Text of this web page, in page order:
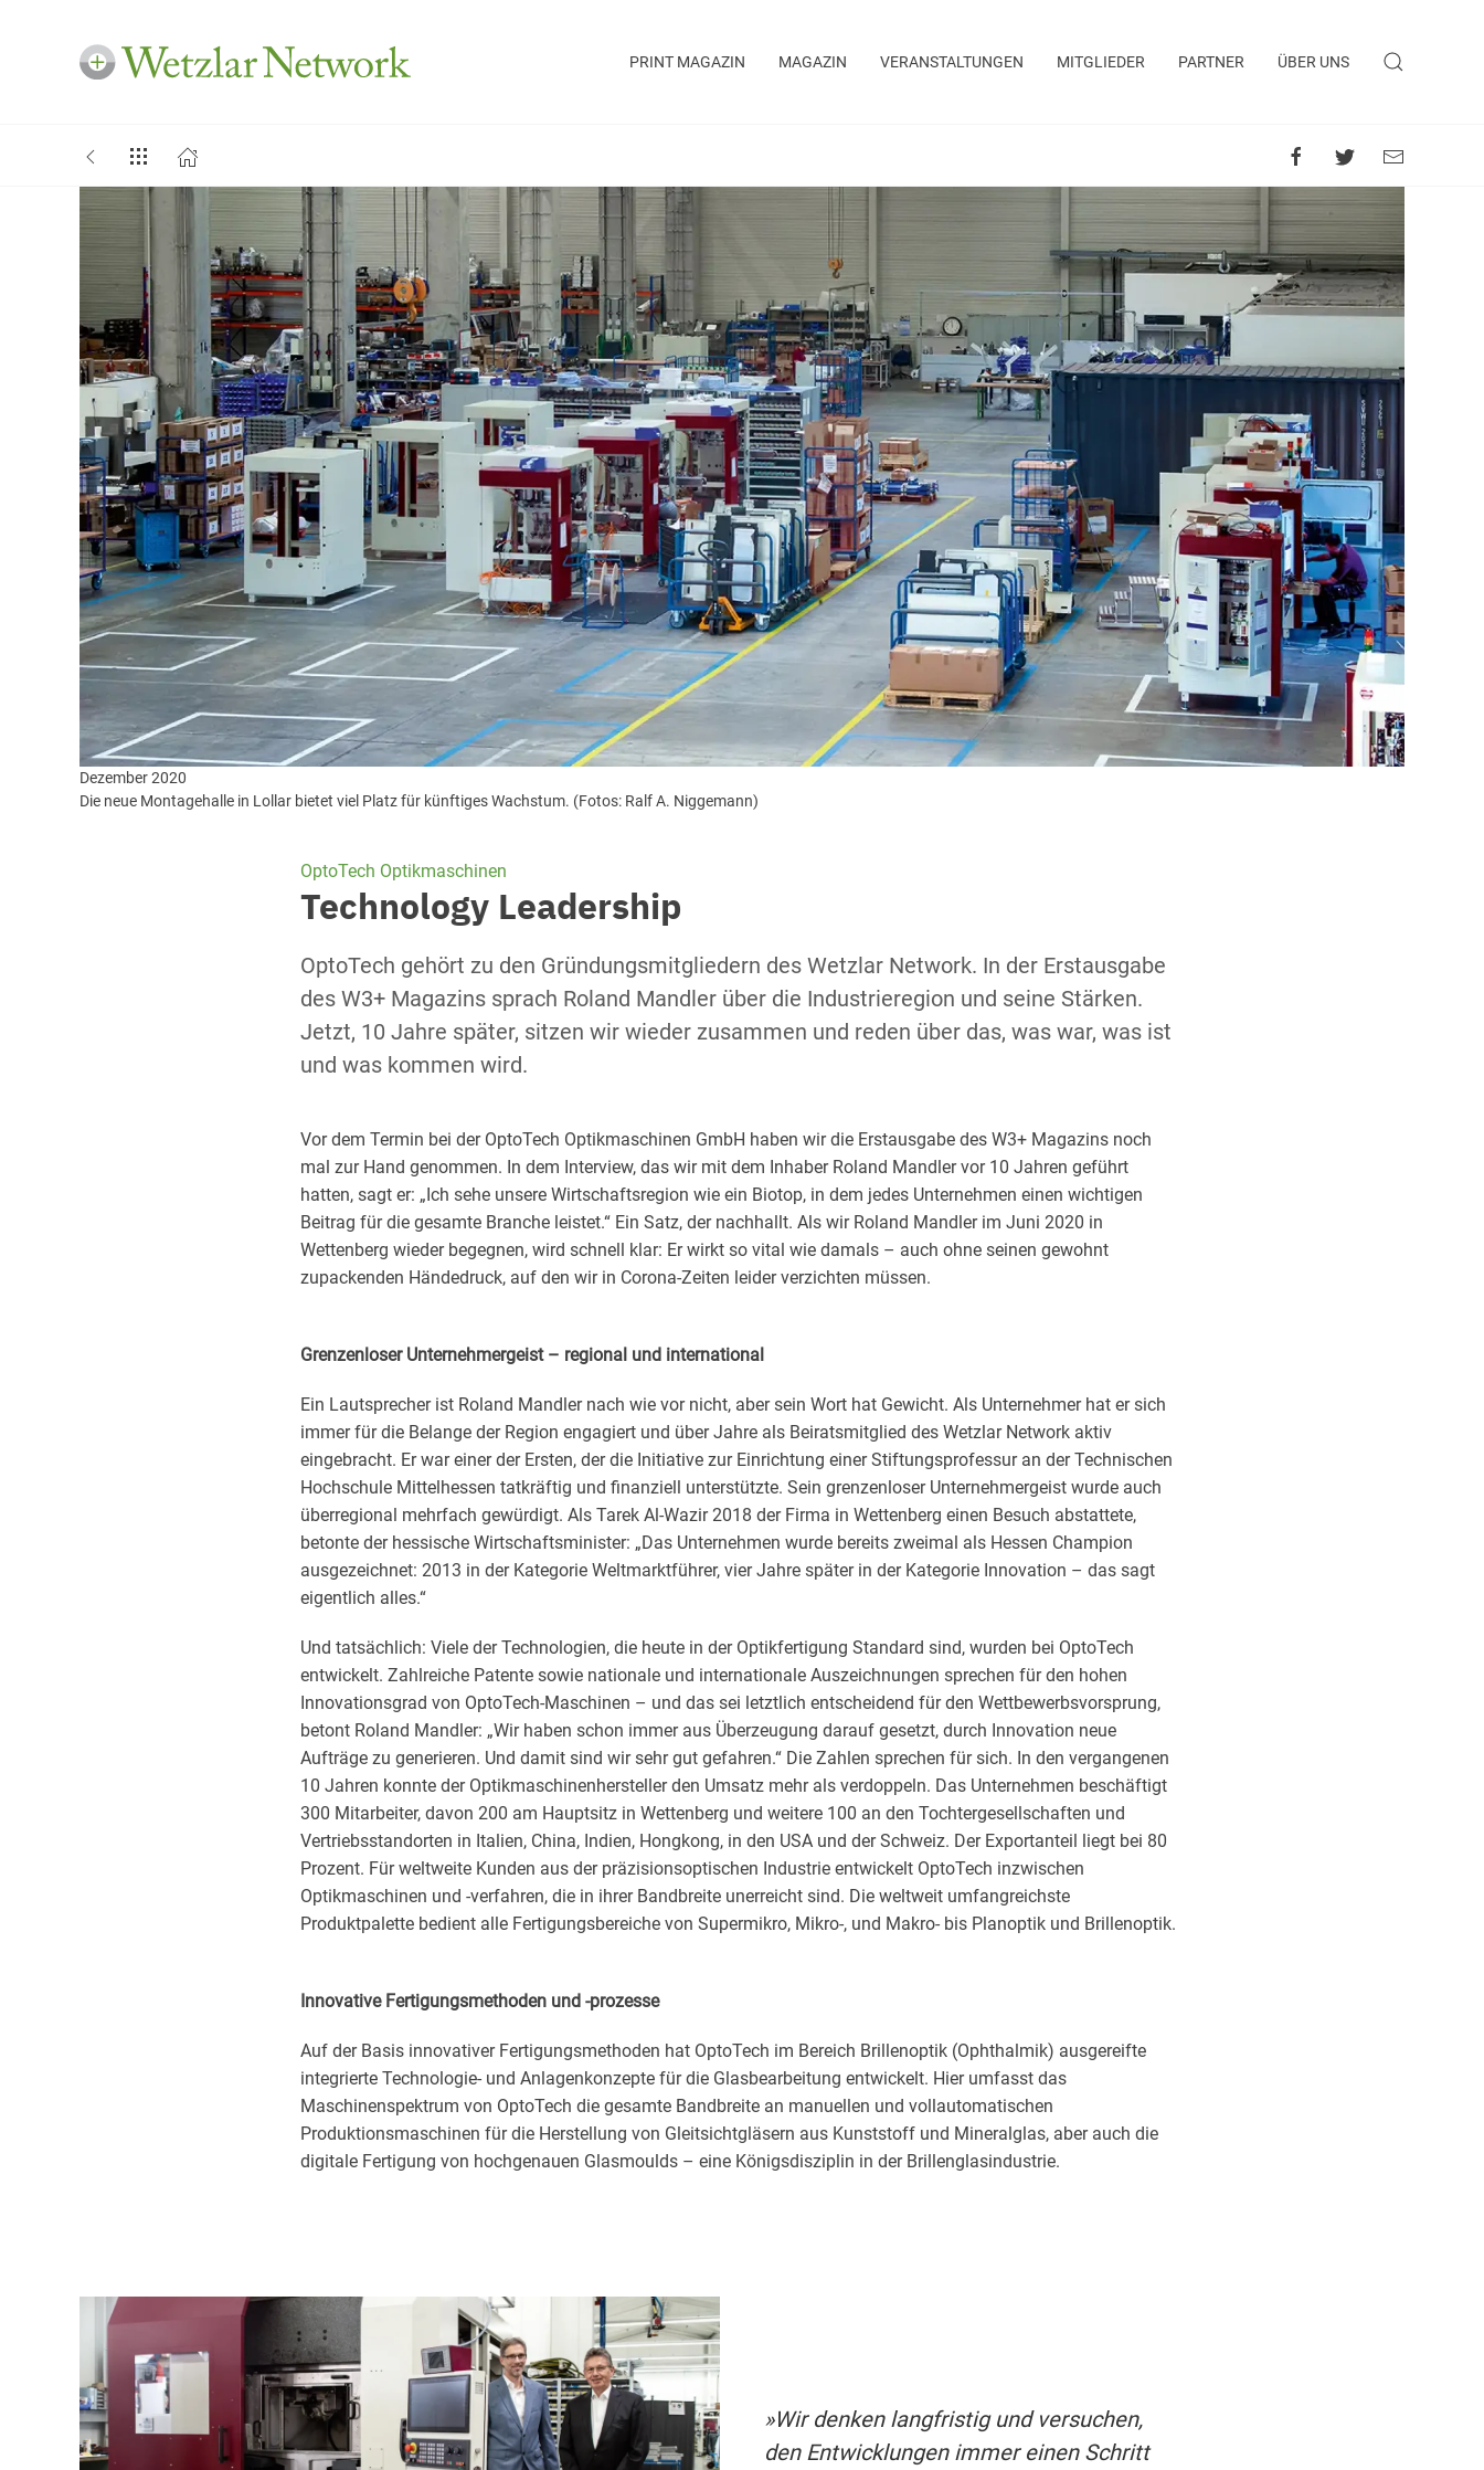
PRINT MAGAZIN MAGAZIN VERANSTALTUNGEN MITGLIEDER PARTNER ÜBER UNS
Dezember 2020
Die neue Montagehalle in Lollar bietet viel Platz für künftiges Wachstum. (Fotos: Ralf A. Niggemann)
OptoTech Optikmaschinen
Technology Leadership
OptoTech gehört zu den Gründungsmitgliedern des Wetzlar Network. In der Erstausgabe
des W3+ Magazins sprach Roland Mandler über die Industrieregion und seine Stärken.
Jetzt, 10 Jahre später, sitzen wir wieder zusammen und reden über das, was war, was ist
und was kommen wird.
Vor dem Termin bei der OptoTech Optikmaschinen GmbH haben wir die Erstausgabe des W3+ Magazins noch
mal zur Hand genommen. In dem Interview, das wir mit dem Inhaber Roland Mandler vor 10 Jahren geführt
hatten, sagt er: „Ich sehe unsere Wirtschaftsregion wie ein Biotop, in dem jedes Unternehmen einen wichtigen
Beitrag für die gesamte Branche leistet.“ Ein Satz, der nachhallt. Als wir Roland Mandler im Juni 2020 in
Wettenberg wieder begegnen, wird schnell klar: Er wirkt so vital wie damals – auch ohne seinen gewohnt
zupackenden Händedruck, auf den wir in Corona-Zeiten leider verzichten müssen.
Grenzenloser Unternehmergeist – regional und international
Ein Lautsprecher ist Roland Mandler nach wie vor nicht, aber sein Wort hat Gewicht. Als Unternehmer hat er sich
immer für die Belange der Region engagiert und über Jahre als Beiratsmitglied des Wetzlar Network aktiv
eingebracht. Er war einer der Ersten, der die Initiative zur Einrichtung einer Stiftungsprofessur an der Technischen
Hochschule Mittelhessen tatkräftig und finanziell unterstützte. Sein grenzenloser Unternehmergeist wurde auch
überregional mehrfach gewürdigt. Als Tarek Al-Wazir 2018 der Firma in Wettenberg einen Besuch abstattete,
betonte der hessische Wirtschaftsminister: „Das Unternehmen wurde bereits zweimal als Hessen Champion
ausgezeichnet: 2013 in der Kategorie Weltmarktführer, vier Jahre später in der Kategorie Innovation – das sagt
eigentlich alles.“
Und tatsächlich: Viele der Technologien, die heute in der Optikfertigung Standard sind, wurden bei OptoTech
entwickelt. Zahlreiche Patente sowie nationale und internationale Auszeichnungen sprechen für den hohen
Innovationsgrad von OptoTech-Maschinen – und das sei letztlich entscheidend für den Wettbewerbsvorsprung,
betont Roland Mandler: „Wir haben schon immer aus Überzeugung darauf gesetzt, durch Innovation neue
Aufträge zu generieren. Und damit sind wir sehr gut gefahren.“ Die Zahlen sprechen für sich. In den vergangenen
10 Jahren konnte der Optikmaschinenhersteller den Umsatz mehr als verdoppeln. Das Unternehmen beschäftigt
300 Mitarbeiter, davon 200 am Hauptsitz in Wettenberg und weitere 100 an den Tochtergesellschaften und
Vertriebsstandorten in Italien, China, Indien, Hongkong, in den USA und der Schweiz. Der Exportanteil liegt bei 80
Prozent. Für weltweite Kunden aus der präzisionsoptischen Industrie entwickelt OptoTech inzwischen
Optikmaschinen und -verfahren, die in ihrer Bandbreite unerreicht sind. Die weltweit umfangreichste
Produktpalette bedient alle Fertigungsbereiche von Supermikro, Mikro-, und Makro- bis Planoptik und Brillenoptik.
Innovative Fertigungsmethoden und -prozesse
Auf der Basis innovativer Fertigungsmethoden hat OptoTech im Bereich Brillenoptik (Ophthalmik) ausgereifte
integrierte Technologie- und Anlagenkonzepte für die Glasbearbeitung entwickelt. Hier umfasst das
Maschinenspektrum von OptoTech die gesamte Bandbreite an manuellen und vollautomatischen
Produktionsmaschinen für die Herstellung von Gleitsichtgläsern aus Kunststoff und Mineralglas, aber auch die
digitale Fertigung von hochgenauen Glasmoulds – eine Königsdisziplin in der Brillenglasindustrie.
»Wir denken langfristig und versuchen,
den Entwicklungen immer einen Schritt